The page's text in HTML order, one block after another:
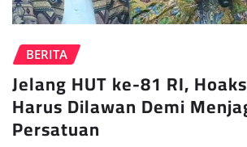
BERITA
Jelang HUT ke-81 RI,
Harus Dilawan Demi
Persatuan